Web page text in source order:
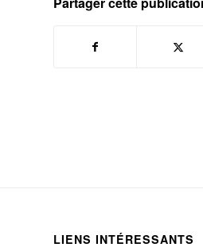
LIENS INTÉRESSANTS